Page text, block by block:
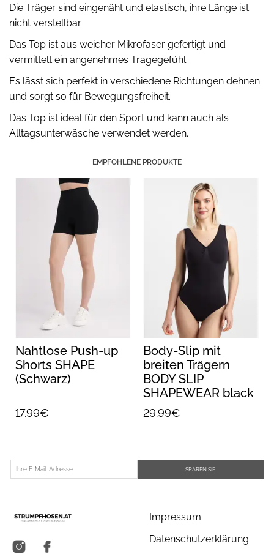
Die Träger sind eingenäht und elastisch, ihre Länge ist
nicht verstellbar.
Das Top ist aus weicher Mikrofaser gefertigt und
vermittelt ein angenehmes Tragegefühl.
Es lässt sich perfekt in verschiedene Richtungen dehnen
und sorgt so für Bewegungsfreiheit.
Das Top ist ideal für den Sport und kann auch als
Alltagsunterwäsche verwendet werden.
EMPFOHLENE PRODUKTE
Nahtlose Push-up
Shorts SHAPE
(Schwarz)
17.99€
Body-Slip mit
breiten Trägern
BODY SLIP
SHAPEWEAR black
29.99€
SPAREN SIE
Impressum
Datenschutzerklärung